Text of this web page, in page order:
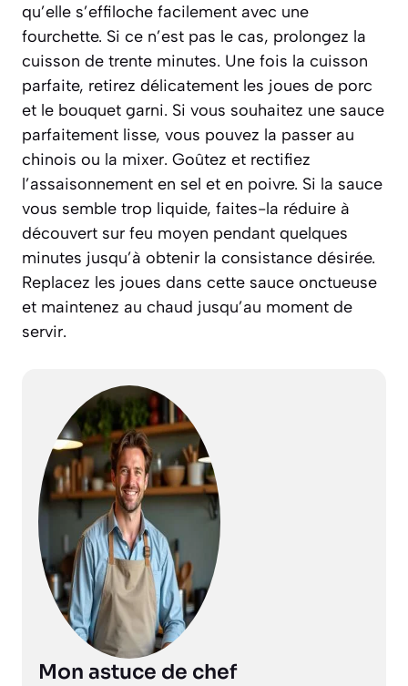
qu’elle s’effiloche facilement avec une
fourchette. Si ce n’est pas le cas, prolongez la
cuisson de trente minutes. Une fois la cuisson
parfaite, retirez délicatement les joues de porc
et le bouquet garni. Si vous souhaitez une sauce
parfaitement lisse, vous pouvez la passer au
chinois ou la mixer. Goûtez et rectifiez
l’assaisonnement en sel et en poivre. Si la sauce
vous semble trop liquide, faites-la réduire à
découvert sur feu moyen pendant quelques
minutes jusqu’à obtenir la consistance désirée.
Replacez les joues dans cette sauce onctueuse
et maintenez au chaud jusqu’au moment de
servir.
Mon astuce de chef